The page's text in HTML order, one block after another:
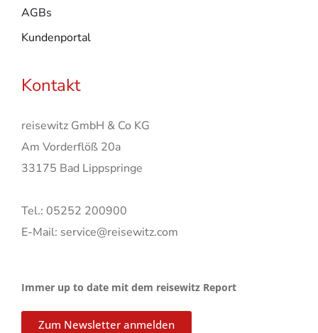
AGBs
Kundenportal
Kontakt
reisewitz GmbH & Co KG
Am Vorderflöß 20a
33175 Bad Lippspringe
Tel.: 05252 200900
E-Mail: service@reisewitz.com
Immer up to date mit dem reisewitz Report
Zum Newsletter anmelden